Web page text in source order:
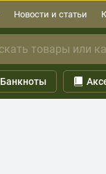
Новости и статьи
Банкноты